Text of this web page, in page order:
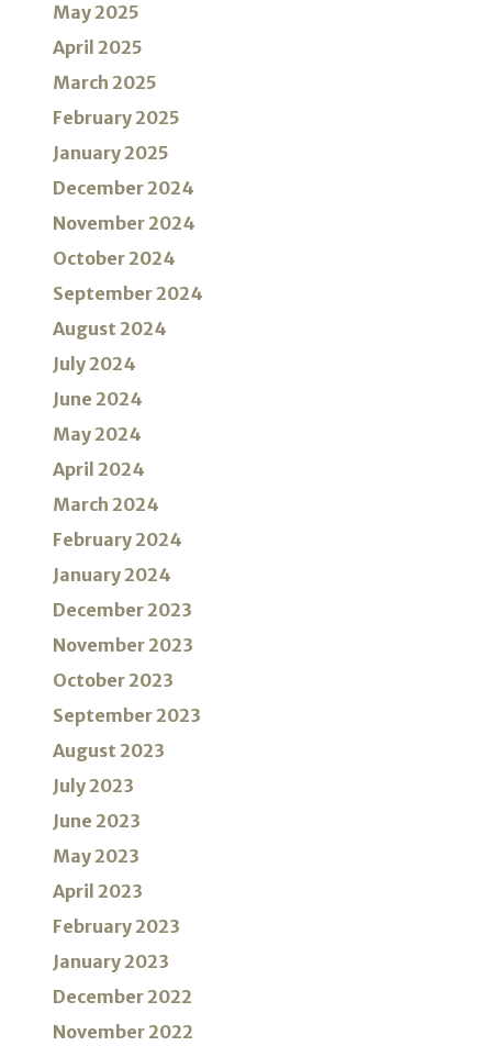
May 2025
April 2025
March 2025
February 2025
January 2025
December 2024
November 2024
October 2024
September 2024
August 2024
July 2024
June 2024
May 2024
April 2024
March 2024
February 2024
January 2024
December 2023
November 2023
October 2023
September 2023
August 2023
July 2023
June 2023
May 2023
April 2023
February 2023
January 2023
December 2022
November 2022